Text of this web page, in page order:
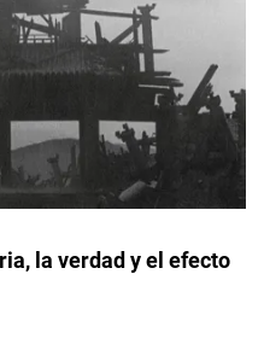
la verdad y el efecto